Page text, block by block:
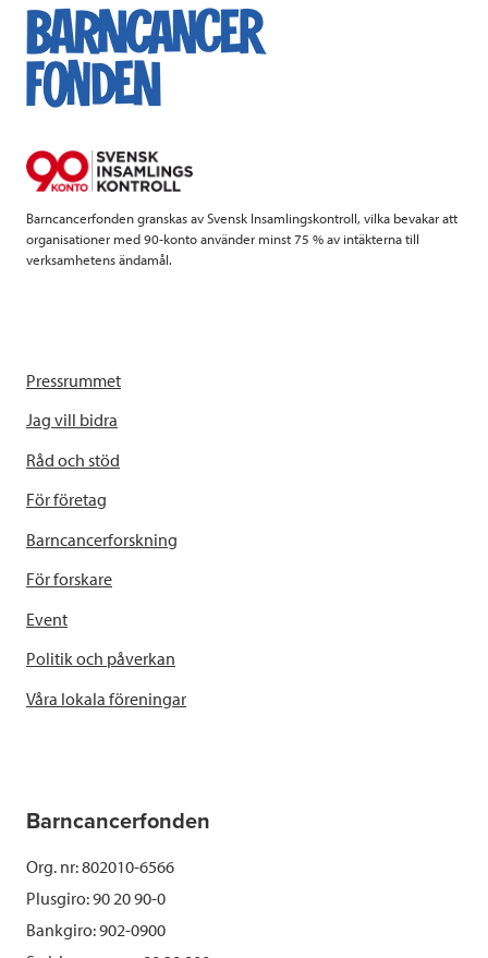
e
b
k
t
t
k
e
Barncancerfonden granskas av Svensk Insamlingskontroll, vilka bevakar att
organisationer med 90-konto använder minst 75 % av intäkterna till
verksamhetens ändamål.
Pressrummet
Jag vill bidra
Råd och stöd
För företag
Barncancerforskning
För forskare
Event
Politik och påverkan
Våra lokala föreningar
Barncancerfonden
Org. nr: 802010-6566
Plusgiro: 90 20 90-0
Bankgiro: 902-0900